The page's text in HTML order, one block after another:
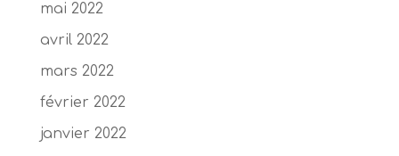
mai 2022
avril 2022
mars 2022
février 2022
janvier 2022